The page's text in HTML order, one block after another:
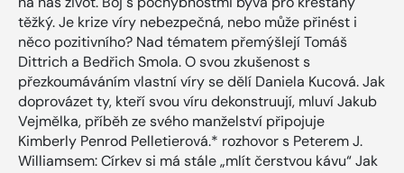
těžký. Je krize víry nebezpečná, nebo může přinést i
něco pozitivního? Nad tématem přemýšlejí Tomáš
Dittrich a Bedřich Smola. O svou zkušenost s
přezkoumáváním vlastní víry se dělí Daniela Kucová. Jak
doprovázet ty, kteří svou víru dekonstruují, mluví Jakub
Vejmělka, příběh ze svého manželství připojuje
Kimberly Penrod Pelletierová.* rozhovor s Peterem J.
Williamsem: Církev si má stále „mlít čerstvou kávu“ Jak